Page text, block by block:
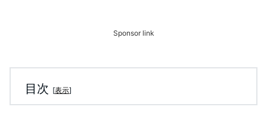
Sponsor link
目次 [表示]